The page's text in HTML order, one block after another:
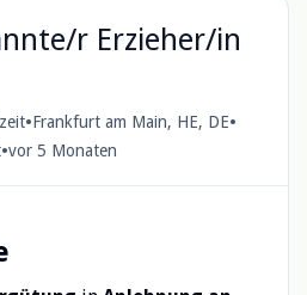
r Erzieher/in
•Frankfurt am Main, HE, DE•
•vor 5 Monaten